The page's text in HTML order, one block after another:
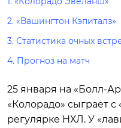
2. «Вашингтон Кэпиталз»
3. Статистика очных
4. Прогноз на матч
25 января на «Болл-
«Колорадо» сыграет
регулярке НХЛ. У